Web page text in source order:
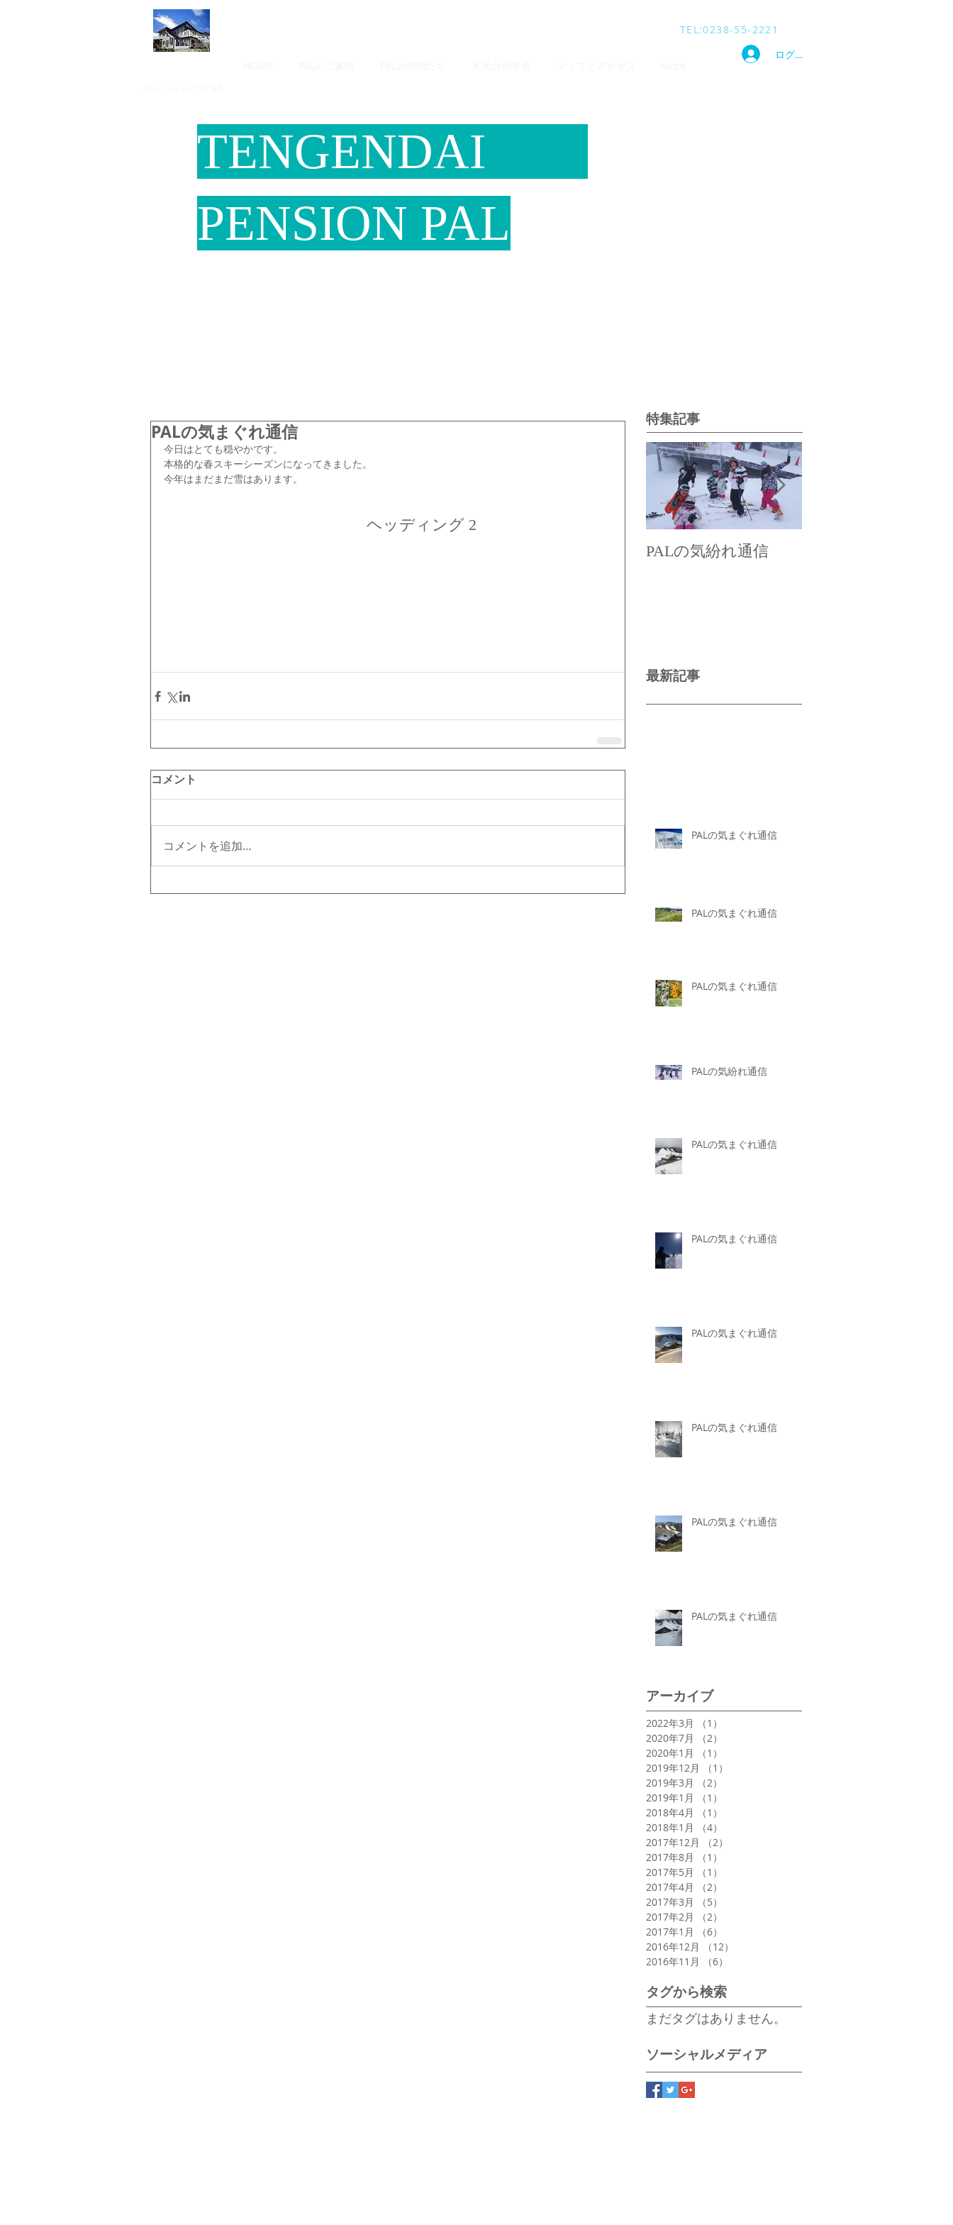
TEL​:0238-55-2221
ログイン
​TENGENDAI
PENSION PAL
PALの気まぐれ通信
今日はとても穏やかです。
本格的な春スキーシーズンになってきました。
今年はまだまだ雪はあります。
コメント
コメントを追加…
ヘッディング 2
特集記事
PALの気紛れ通信
最新記事
PALの気まぐれ通信
PALの気まぐれ通信
PALの気まぐれ通信
PALの気紛れ通信
PALの気まぐれ通信
PALの気まぐれ通信
PALの気まぐれ通信
PALの気まぐれ通信
PALの気まぐれ通信
PALの気まぐれ通信
アーカイブ
2022年3月 （1）
2020年7月
（2）
2020年1月
（1）
2019年12月
（1）
2019年3月
（2）
2019年1月
（1）
2018年4月
（1）
2018年1月
（4）
2017年12月
（2）
2017年8月
（1）
2017年5月
（1）
2017年4月
（2）
2017年3月
（5）
2017年2月
（2）
2017年1月
（6）
2016年12月
（12）
2016年11月
（6）
タグから検索
まだタグはありません。
ソーシャルメディア